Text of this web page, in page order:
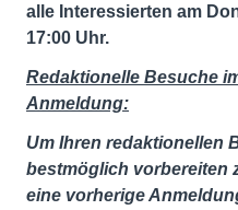
alle Interessierten am
17:00 Uhr.
Redaktionelle Besuche
Anmeldung:
Um Ihren redaktionellen
bestmöglich vorbereiten
eine vorherige